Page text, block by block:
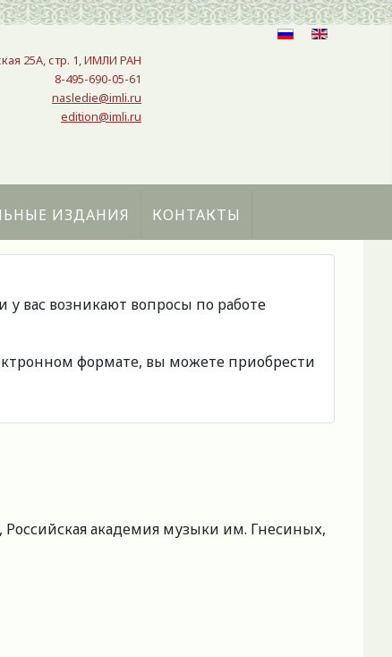
25A, стр. 1, ИМЛИ РАН
8-495-690-05-61
nasledie@imli.ru
edition@imli.ru
ИЗДАНИЯ КОНТАКТЫ
у вас возникают вопросы по работе
формате, вы можете приобрести
Российская академия музыки им. Гнесиных,